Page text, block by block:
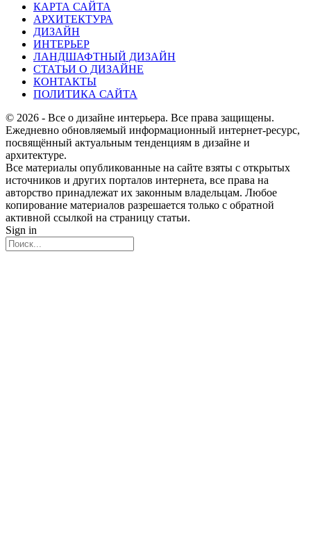
КАРТА САЙТА
АРХИТЕКТУРА
ДИЗАЙН
ИНТЕРЬЕР
ЛАНДШАФТНЫЙ ДИЗАЙН
СТАТЬИ О ДИЗАЙНЕ
КОНТАКТЫ
ПОЛИТИКА САЙТА
© 2026 - Все о дизайне интерьера. Все права защищены.
Ежедневно обновляемый информационный интернет-ресурс,
посвящённый актуальным тенденциям в дизайне и
архитектуре.
Все материалы опубликованные на сайте взяты с открытых
источников и других порталов интернета, все права на
авторство принадлежат их законным владельцам. Любое
копирование материалов разрешается только с обратной
активной ссылкой на страницу статьи.
Sign in